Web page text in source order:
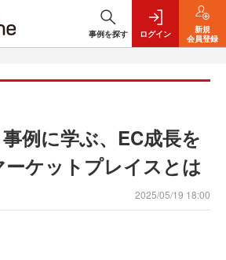
事例を探す ログイン
新規
会員登録
事例に学ぶ、EC成長を
ケットプレイスとは
2025/05/19 18:00